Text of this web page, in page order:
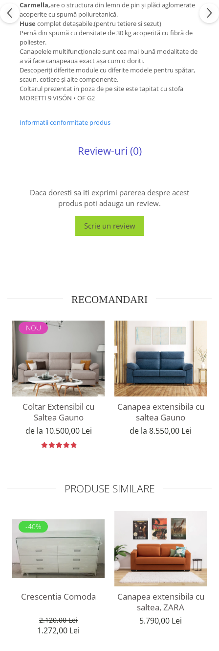
Carmella,are o structura din lemn de pin și plăci aglomerate
acoperite cu spumă poliuretanică.
Huse complet detașabile.(pentru tetiere si sezut)
Pernă din spumă cu densitate de 30 kg acoperită cu fibră de
poliester.
Canapelele multifuncționale sunt cea mai bună modalitate de
a vă face canapeaua exact așa cum o doriți.
Descoperiți diferite module cu diferite modele pentru spătar,
scaun, cotiere și alte componente.
Coltarul prezentat in poza de pe site este tapitat cu stofa
MORETTI 9 VISÓN • OF G2
Informatii conformitate produs
Review-uri (0)
Daca doresti sa iti exprimi parerea despre acest
produs poti adauga un review.
Scrie un review
RECOMANDARI
NOU
Coltar Extensibil cu
Saltea Gauno
de la 10.500,00 Lei
Canapea extensibila cu
saltea Gauno
de la 8.550,00 Lei
PRODUSE SIMILARE
-40%
Crescentia Comoda
2.120,00 Lei
1.272,00 Lei
Canapea extensibila cu
saltea, ZARA
5.790,00 Lei